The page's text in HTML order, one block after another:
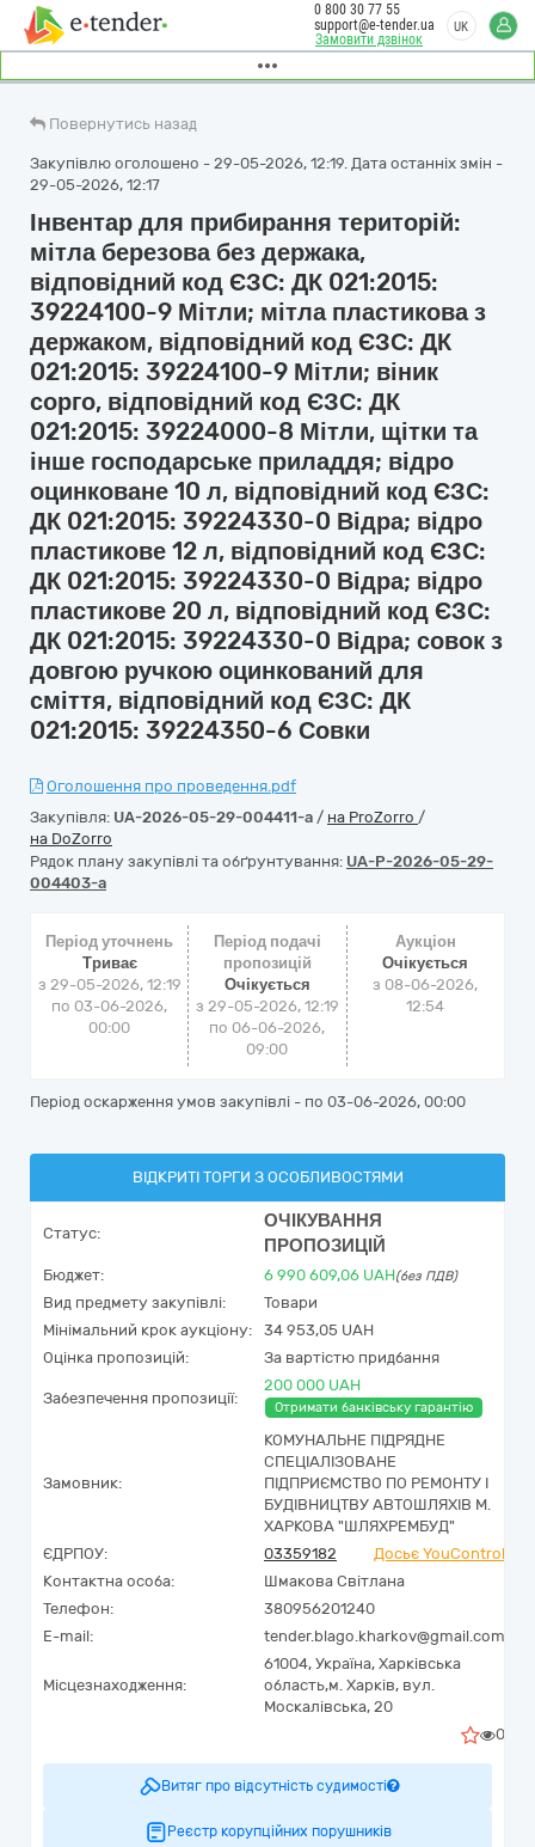
Замовити дзвінок
0 800 30 77 55
support@e-tender.ua
UK
Повернутись назад
Закупівлю оголошено - 29-05-2026, 12:19. Дата останніх змін -
29-05-2026, 12:17
Інвентар для прибирання територій:
мітла березова без держака,
відповідний код ЄЗС: ДК 021:2015:
39224100-9 Мітли; мітла пластикова з
держаком, відповідний код ЄЗС: ДК
021:2015: 39224100-9 Мітли; віник
сорго, відповідний код ЄЗС: ДК
021:2015: 39224000-8 Мітли, щітки та
інше господарське приладдя; відро
оцинковане 10 л, відповідний код ЄЗС:
ДК 021:2015: 39224330-0 Відра; відро
пластикове 12 л, відповідний код ЄЗС:
ДК 021:2015: 39224330-0 Відра; відро
пластикове 20 л, відповідний код ЄЗС:
ДК 021:2015: 39224330-0 Відра; совок з
довгою ручкою оцинкований для
сміття, відповідний код ЄЗС: ДК
021:2015: 39224350-6 Совки
Оголошення про проведення.pdf
Закупівля: UA-2026-05-29-004411-a / на ProZorro /
на DoZorro
Рядок плану закупівлі та обґрунтування: UA-P-2026-05-29-
004403-a
Період уточнень
Триває
з 29-05-2026, 12:19
по 03-06-2026,
00:00
Період подачі
пропозицій
Очікується
з 29-05-2026, 12:19
по 06-06-2026,
09:00
Аукціон
Очікується
з 08-06-2026,
12:54
Період оскарження умов закупівлі - по 03-06-2026, 00:00
ВІДКРИТІ ТОРГИ З ОСОБЛИВОСТЯМИ
Статус:
ОЧІКУВАННЯ
ПРОПОЗИЦІЙ
Бюджет: 6 990 609,06 UAH(без ПДВ)
Вид предмету закупівлі:
Товари
Мінімальний крок аукціону:
34 953,05 UAH
Оцінка пропозицій:
За вартістю придбання
Забезпечення пропозиції:
200 000 UAH
Отримати банківську гарантію
Замовник:
КОМУНАЛЬНЕ ПІДРЯДНЕ
СПЕЦІАЛІЗОВАНЕ
ПІДПРИЄМСТВО ПО РЕМОНТУ І
БУДІВНИЦТВУ АВТОШЛЯХІВ М.
ХАРКОВА "ШЛЯХРЕМБУД"
ЄДРПОУ:
03359182
Досьє YouControl
Контактна особа:
Шмакова Світлана
Телефон:
380956201240
E-mail:
tender.blago.kharkov@gmail.com
Місцезнаходження:
61004, Україна, Харківська
область,м. Харків, вул.
Москалівська, 20
0
Витяг про відсутність судимості
Реєстр корупційних порушників